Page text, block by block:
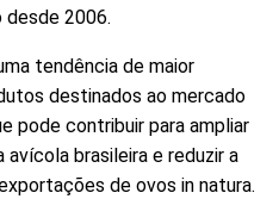
desde 2006.
tendência de maior
destinados ao mercado
pode contribuir para ampliar
brasileira e reduzir a
de ovos in natura.